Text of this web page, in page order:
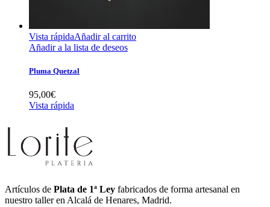
Vista rápidaAñadir al carrito
Añadir a la lista de deseos
Pluma Quetzal
95,00€
Vista rápida
Artículos de Plata de 1ª Ley fabricados de forma artesanal en
nuestro taller en Alcalá de Henares, Madrid.